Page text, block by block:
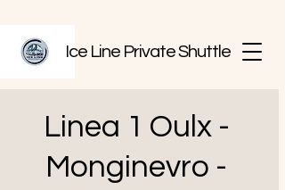
Ice Line Private Shuttle
Linea 1 Oulx -
Monginevro -